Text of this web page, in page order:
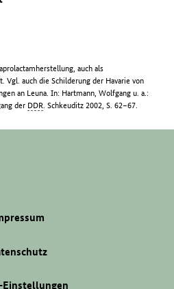
auch als
Vgl. auch die Schilderung der Havarie von
an Leuna. In: Hartmann, Wolfgang u. a.:
der DDR . Schkeuditz 2002, S. 62–67.
Einstellungen